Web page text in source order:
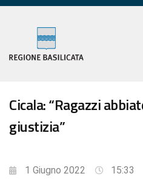
Cicala: “Ragazzi
giustizia”
1 Giugno 2022 15:33